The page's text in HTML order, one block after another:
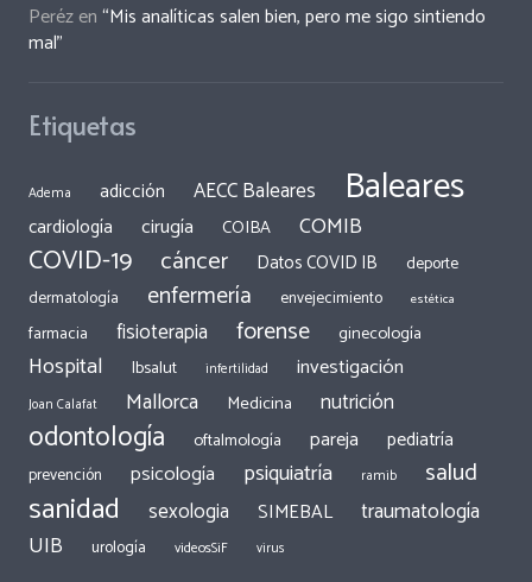
Perézen“Mis analíticas salen bien, pero me sigo sintiendo
mal”
Etiquetas
Adema adicción AECC Baleares Baleares
cardiología cirugía COIBA COMIB
COVID-19 cáncer Datos COVID IB
deporte
dermatología
enfermería envejecimiento estética
farmacia fisioterapia forense ginecología
Hospital Ibsalut infertilidad investigación
Joan Calafat Mallorca Medicina nutrición
odontología oftalmología pareja pediatría
prevención psicología psiquiatría ramib salud
sanidad sexologia SIMEBAL traumatología
UIB urología videosSiF virus